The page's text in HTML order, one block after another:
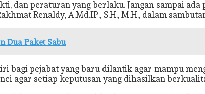
dan peraturan yang berlaku. Jangan sampai
Renaldy, A.Md.IP., S.H., M.H., dalam
Dua Paket Sabu
bagi pejabat yang baru dilantik agar mampu
agar setiap keputusan yang dihasilkan